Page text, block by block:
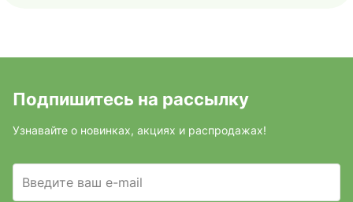
Подпишитесь на рассылку
Узнавайте о новинках, акциях и распродажах!
Введите ваш e-mail